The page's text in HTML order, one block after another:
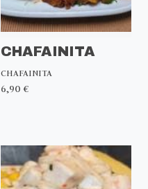
CHAFAINITA
CHAFAINITA
6,90 €